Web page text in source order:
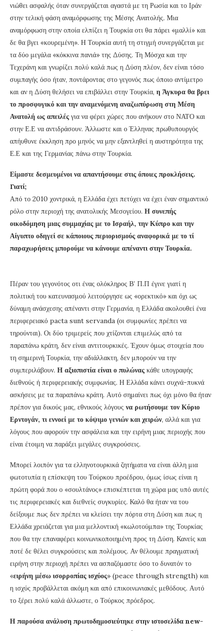
νιώθει ασφαλής όταν συνεργάζεται αγαστά με τη Ρωσία και το Ιράν
στην τελική φάση αναμόρφωσης της Μέσης Ανατολής. Μια
αναμόρφωση στην οποία ελπίζει η Τουρκία οτι θα πάρει «μαλλί» και
δε θα βγει «κουρεμένη». Η Τουρκία αυτή τη στιγμή συνεργάζεται με
τα δύο μεγάλα «κόκκινα πανιά» της Δύσης. Τη Μόσχα και την
Τεχεράνη και γνωρίζει πολύ καλά πως η Δύση πλέον, δεν είναι τόσο
συμπαγής όσο ήταν, ποντάροντας στο γεγονός πως όποιο αντίμετρο
και αν η Δύση θελήσει να επιβάλλει στην Τουρκία, η Άγκυρα θα βρει
το προσφυγικό και την αναμενόμενη αναζωπύρωση στη Μέση
Ανατολή ως απειλές για να φέρει χώρες που ανήκουν στο ΝΑΤΟ και
στην Ε.Ε να αντιδράσουν. Άλλωστε και ο Έλληνας πρωθυπουργός
απήυθυνε έκκληση προ μηνός να μην εξαντληθεί η αυστηρότητα της
Ε.Ε και της Γερμανίας πάνω στην Τουρκία.
Είμαστε δεσμευμένοι να απαντήσουμε στις όποιες προκλήσεις.
Γιατί;
Από το 2010 χοντρικά, η Ελλάδα έχει πετύχει να έχει έναν σημαντικό
ρόλο στην περιοχή της ανατολικής Μεσογείου. Η συνεπής
οικοδόμηση μιας συμμαχίας με το Ισραήλ, την Κύπρο και την
Αίγυπτο οδηγεί σε κάποιους περιορισμούς αναφορικά με το τί
παραχωρήσεις μπορούμε να κάνουμε απέναντι στην Τουρκία.
Πέραν του γεγονότος οτι ένας ολόκληρος Β’ Π.Π έγινε γιατί η
πολιτική του κατευνασμού λειτούργησε ως «ορεκτικό» και όχι ως
δύναμη ανάσχεσης απέναντι στην Γερμανία, η Ελλάδα ακολουθεί ένα
περιφερειακό pacta sunt servanda (οι συμφωνίες πρέπει να
τηρούνται). Οι δύο τριμερείς που χτίζονται επιμελώς από τα
παραπάνω κράτη, δεν είναι αντιτουρκικές. Έχουν όμως στοιχεία που
τη σημερινή Τουρκία, την αδιάλλακτη, δεν μπορούν να την
συμπεριλάβουν. Η αξιοπιστία είναι ο πυλώνας κάθε υπογραφής
διεθνούς ή περιφερειακής συμφωνίας. Η Ελλάδα κάνει συχνά-πυκνά
ασκήσεις με τα παραπάνω κράτη. Αυτό σημαίνει πως όχι μόνο θα ήταν
πρέπον για δικούς μας, εθνικούς λόγους να ρωτήσουμε τον Κύριο
Ερντογάν, τι εννοεί με το κόψιμο γενιών και χειρών, αλλά και για
λόγους που αφορούν την ασφάλεια και την ειρήνη μιας περιοχής που
είναι έτοιμη να παράξει μεγάλες συγκρούσεις.
Μπορεί λοιπόν για τα ελληνοτουρκικά ζητήματα να είναι άλλη μια
φωτοτυπία η επίσκεψη του Τούρκου προέδρου, όμως ίσως είναι η
πρώτη φορά που ο «σουλτάνος» επισκέπτεται τη χώρα μας υπό αυτές
τις περιφερειακές και διεθνείς συγκυρίες. Καλό θα ήταν να του
δείξουμε πως δεν πρέπει να κλείσει την πόρτα στη Δύση και πως η
Ελλάδα χρειάζεται για μια μελλοντική «κωλοτούμπα» της Τουρκίας
που θα την επαναφέρει κοινωνικοποιημένη προς τη Δύση. Κανείς και
ποτέ δε θέλει συγκρούσεις και πολέμους. Αν θέλουμε πραγματική
ειρήνη στην περιοχή πρέπει να ασπαζόμαστε όσο το δυνατόν το
«ειρήνη μέσω ισορροπίας ισχύος» (peace through strength) και
η ισχύς προβάλλεται ακόμη και από επικοινωνιακές μεθόδους. Αυτό
το ξέρει πολύ καλά άλλωστε, ο Τούρκος πρόεδρος.
Η παρούσα ανάλυση πρωτοδημοσιεύτηκε στην ιστοσελίδα new-